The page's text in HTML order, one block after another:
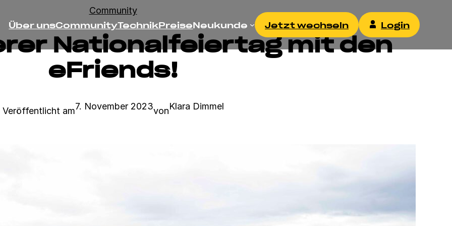
Über unsCommunityTechnikPreiseNeukunde Jetzt wechseln Login
Community
Nationalfeiertag mit den
eFriends!
Veröffentlicht am7. November 2023vonKlara Dimmel